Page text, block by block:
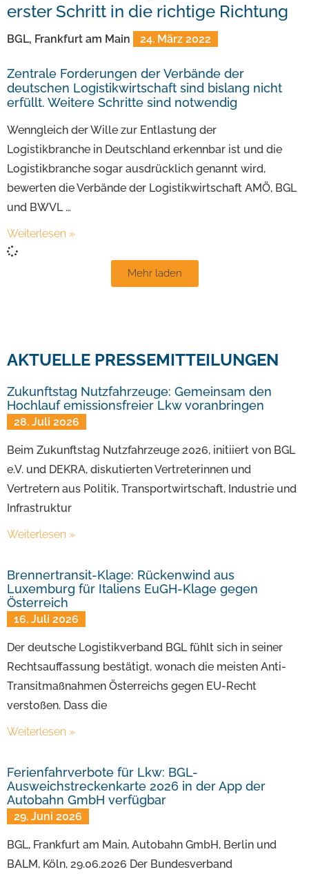
erster Schritt in die richtige Richtung
BGL, Frankfurt am Main 24. März 2022
Zentrale Forderungen der Verbände der
deutschen Logistikwirtschaft sind bislang nicht
erfüllt. Weitere Schritte sind notwendig
Wenngleich der Wille zur Entlastung der
Logistikbranche in Deutschland erkennbar ist und die
Logistikbranche sogar ausdrücklich genannt wird,
bewerten die Verbände der Logistikwirtschaft AMÖ, BGL
und BWVL …
Weiterlesen »
Mehr laden
AKTUELLE PRESSEMITTEILUNGEN
Zukunftstag Nutzfahrzeuge: Gemeinsam den
Hochlauf emissionsfreier Lkw voranbringen
28. Juli 2026
Beim Zukunftstag Nutzfahrzeuge 2026, initiiert von BGL
e.V. und DEKRA, diskutierten Vertreterinnen und
Vertretern aus Politik, Transportwirtschaft, Industrie und
Infrastruktur
Weiterlesen »
Brennertransit-Klage: Rückenwind aus
Luxemburg für Italiens EuGH-Klage gegen
Österreich
16. Juli 2026
Der deutsche Logistikverband BGL fühlt sich in seiner
Rechtsauffassung bestätigt, wonach die meisten Anti-
Transitmaßnahmen Österreichs gegen EU-Recht
verstoßen. Dass die
Weiterlesen »
Ferienfahrverbote für Lkw: BGL-
Ausweichstreckenkarte 2026 in der App der
Autobahn GmbH verfügbar
29. Juni 2026
BGL, Frankfurt am Main, Autobahn GmbH, Berlin und
BALM, Köln, 29.06.2026 Der Bundesverband